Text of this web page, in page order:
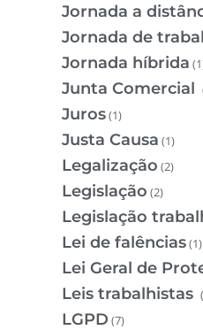
Jornada a
Jornada de
Jornada híbrida
Junta Comercial
Juros(1)
Justa Causa (1)
Legalização (2)
Legislação (2)
Legislação
Lei de falências(1)
Lei Geral de
Leis trabalhistas
LGPD (7)